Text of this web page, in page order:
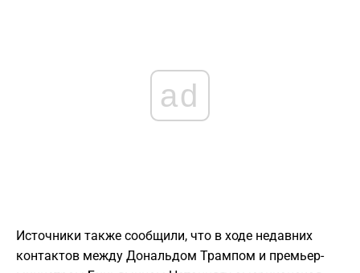
ad
Источники также сообщили, что в ходе недавних
контактов между Дональдом Трампом и премьер-